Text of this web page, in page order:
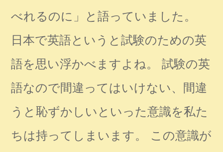
べれるのに」と語っていました。
日本で英語というと試験のための英
語を思い浮かべますよね。 試験の英
語なので間違ってはいけない、間違
うと恥ずかしいといった意識を私た
ちは持ってしまいます。 この意識が